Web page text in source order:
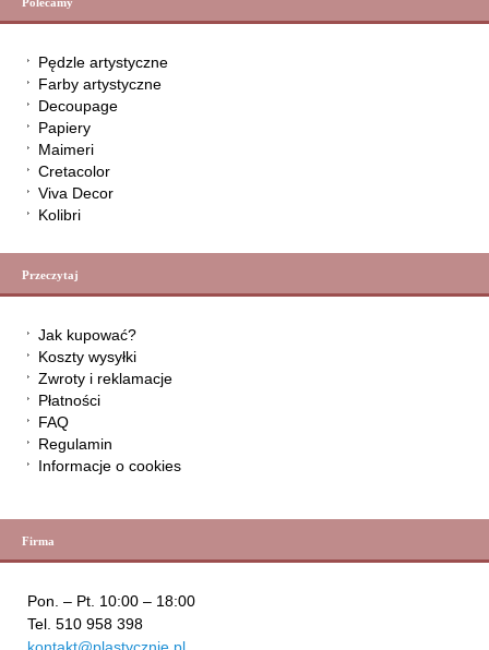
Pędzle artystyczne
Farby artystyczne
Decoupage
Papiery
Maimeri
Cretacolor
Viva Decor
Kolibri
Przeczytaj
Jak kupować?
Koszty wysyłki
Zwroty i reklamacje
Płatności
FAQ
Regulamin
Informacje o cookies
Firma
Pon. – Pt. 10:00 – 18:00
Tel. 510 958 398